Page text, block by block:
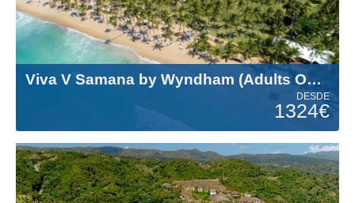
Viva V Samana by Wyndham (Adults Only +18) 5 Estrellas
DESDE
1324€